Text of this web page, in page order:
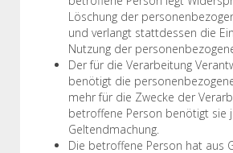
Löschung der
und verlangt stattdessen die
Nutzung der
Der für die Verarbeitung
benötigt die
mehr für die Zwecke der
betroffene Person benötigt sie
Geltendmachung.
Die betroffene Person hat aus